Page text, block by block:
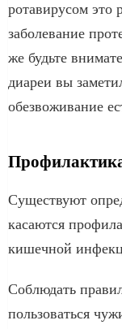
ротавирусом это
заболевание
же будьте
диареи вы
обезвоживание
Существуют
касаются
кишечной
Соблюдать
пользоваться